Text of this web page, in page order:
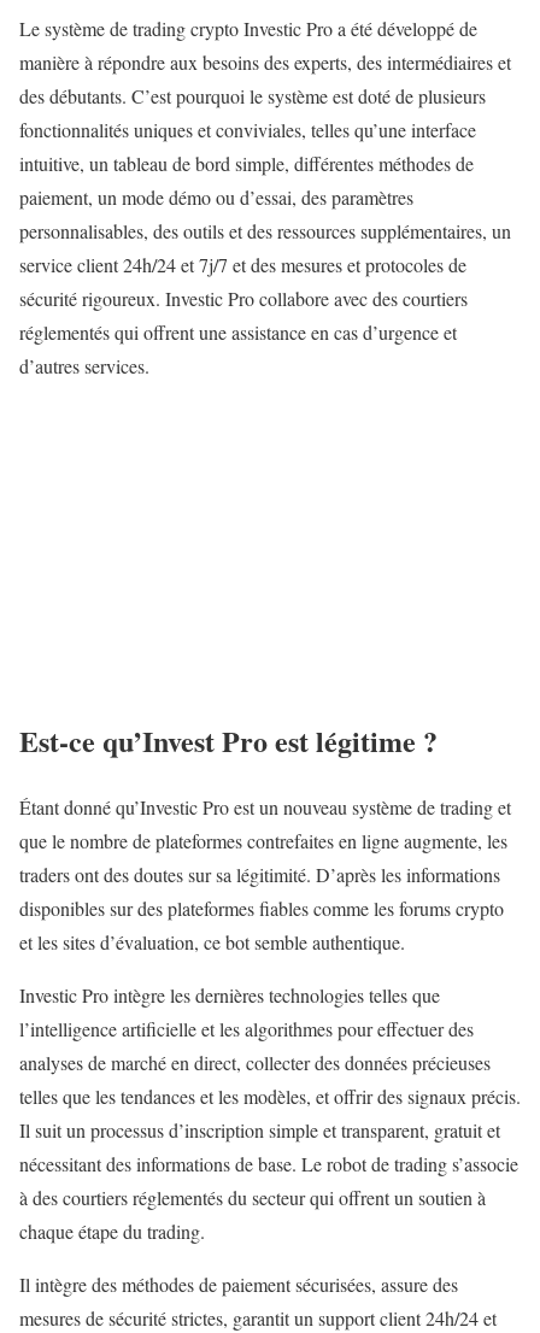
Le système de trading crypto Investic Pro a été développé de
manière à répondre aux besoins des experts, des intermédiaires et
des débutants. C’est pourquoi le système est doté de plusieurs
fonctionnalités uniques et conviviales, telles qu’une interface
intuitive, un tableau de bord simple, différentes méthodes de
paiement, un mode démo ou d’essai, des paramètres
personnalisables, des outils et des ressources supplémentaires, un
service client 24h/24 et 7j/7 et des mesures et protocoles de
sécurité rigoureux. Investic Pro collabore avec des courtiers
réglementés qui offrent une assistance en cas d’urgence et
d’autres services.
Est-ce qu’Invest Pro est légitime ?
Étant donné qu’Investic Pro est un nouveau système de trading et
que le nombre de plateformes contrefaites en ligne augmente, les
traders ont des doutes sur sa légitimité. D’après les informations
disponibles sur des plateformes fiables comme les forums crypto
et les sites d’évaluation, ce bot semble authentique.
Investic Pro intègre les dernières technologies telles que
l’intelligence artificielle et les algorithmes pour effectuer des
analyses de marché en direct, collecter des données précieuses
telles que les tendances et les modèles, et offrir des signaux précis.
Il suit un processus d’inscription simple et transparent, gratuit et
nécessitant des informations de base. Le robot de trading s’associe
à des courtiers réglementés du secteur qui offrent un soutien à
chaque étape du trading.
Il intègre des méthodes de paiement sécurisées, assure des
mesures de sécurité strictes, garantit un support client 24h/24 et